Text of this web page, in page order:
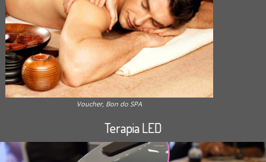
Voucher, Bon do SPA
Terapia LED